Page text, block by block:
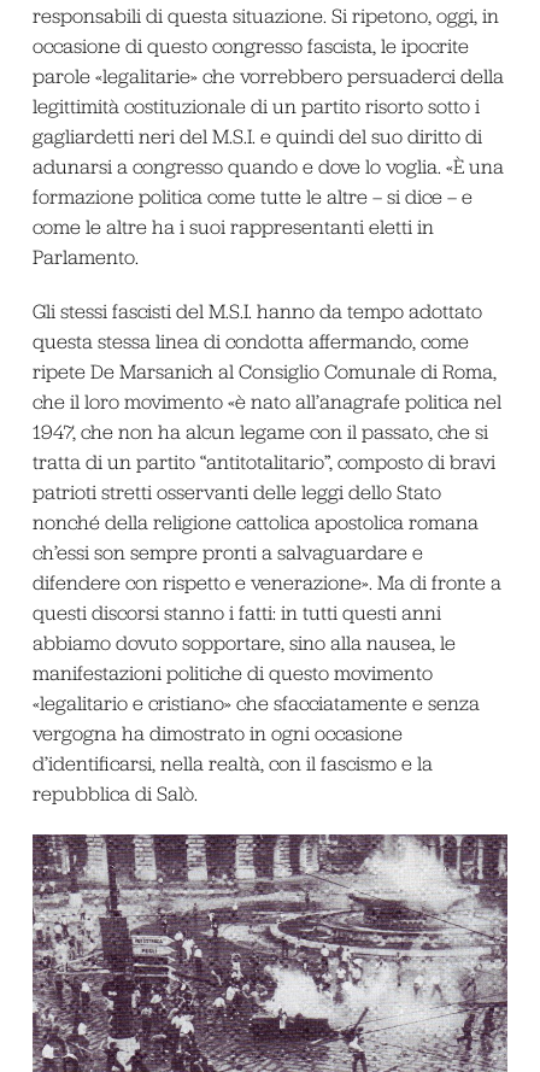
responsabili di questa situazione. Si ripetono, oggi, in
occasione di questo congresso fascista, le ipocrite
parole «legalitarie» che vorrebbero persuaderci della
legittimità costituzionale di un partito risorto sotto i
gagliardetti neri del M.S.I. e quindi del suo diritto di
adunarsi a congresso quando e dove lo voglia. «È una
formazione politica come tutte le altre – si dice – e
come le altre ha i suoi rappresentanti eletti in
Parlamento.
Gli stessi fascisti del M.S.I. hanno da tempo adottato
questa stessa linea di condotta affermando, come
ripete De Marsanich al Consiglio Comunale di Roma,
che il loro movimento «è nato all’anagrafe politica nel
1947, che non ha alcun legame con il passato, che si
tratta di un partito “antitotalitario”, composto di bravi
patrioti stretti osservanti delle leggi dello Stato
nonché della religione cattolica apostolica romana
ch’essi son sempre pronti a salvaguardare e
difendere con rispetto e venerazione». Ma di fronte a
questi discorsi stanno i fatti: in tutti questi anni
abbiamo dovuto sopportare, sino alla nausea, le
manifestazioni politiche di questo movimento
«legalitario e cristiano» che sfacciatamente e senza
vergogna ha dimostrato in ogni occasione
d’identificarsi, nella realtà, con il fascismo e la
repubblica di Salò.